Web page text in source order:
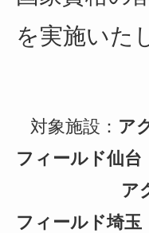
を実施いた
対象施設： ア
フィールド仙台
ア
フィールド埼玉